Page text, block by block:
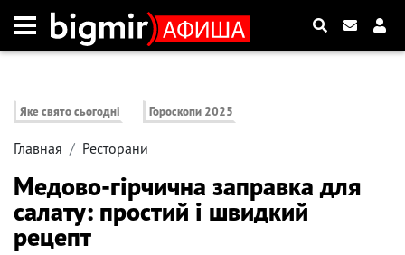
Яке свято сьогодні Гороскопи 2025
Главная Ресторани
Медово-гірчична заправка для
салату: простий і швидкий
рецепт